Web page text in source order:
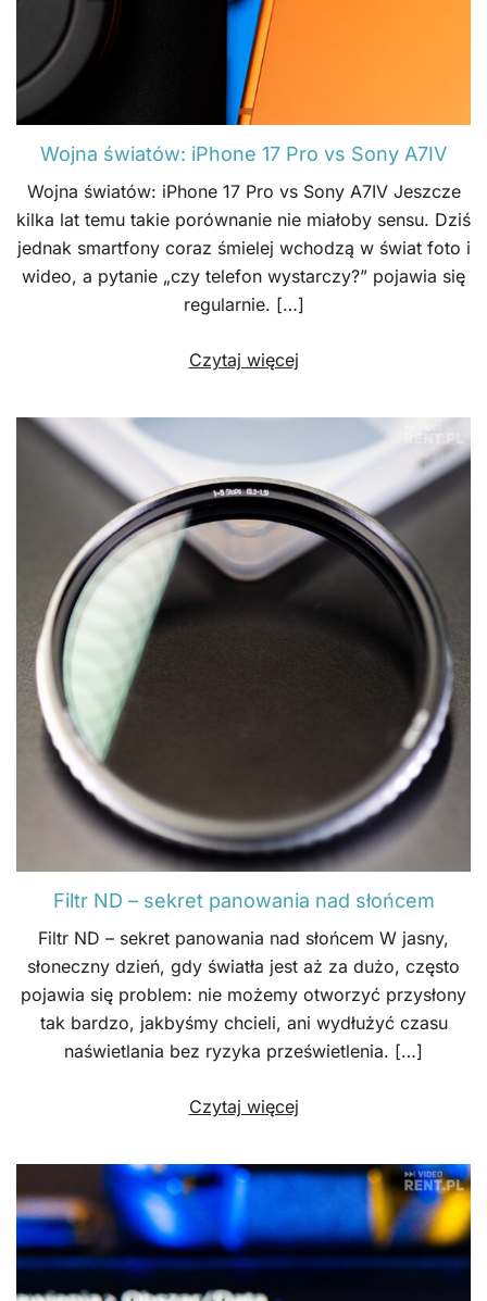
Wojna światów: iPhone 17 Pro vs Sony A7IV
Wojna światów: iPhone 17 Pro vs Sony A7IV Jeszcze
kilka lat temu takie porównanie nie miałoby sensu. Dziś
jednak smartfony coraz śmielej wchodzą w świat foto i
wideo, a pytanie „czy telefon wystarczy?” pojawia się
regularnie. […]
Czytaj więcej
Filtr ND – sekret panowania nad słońcem
Filtr ND – sekret panowania nad słońcem W jasny,
słoneczny dzień, gdy światła jest aż za dużo, często
pojawia się problem: nie możemy otworzyć przysłony
tak bardzo, jakbyśmy chcieli, ani wydłużyć czasu
naświetlania bez ryzyka prześwietlenia. […]
Czytaj więcej